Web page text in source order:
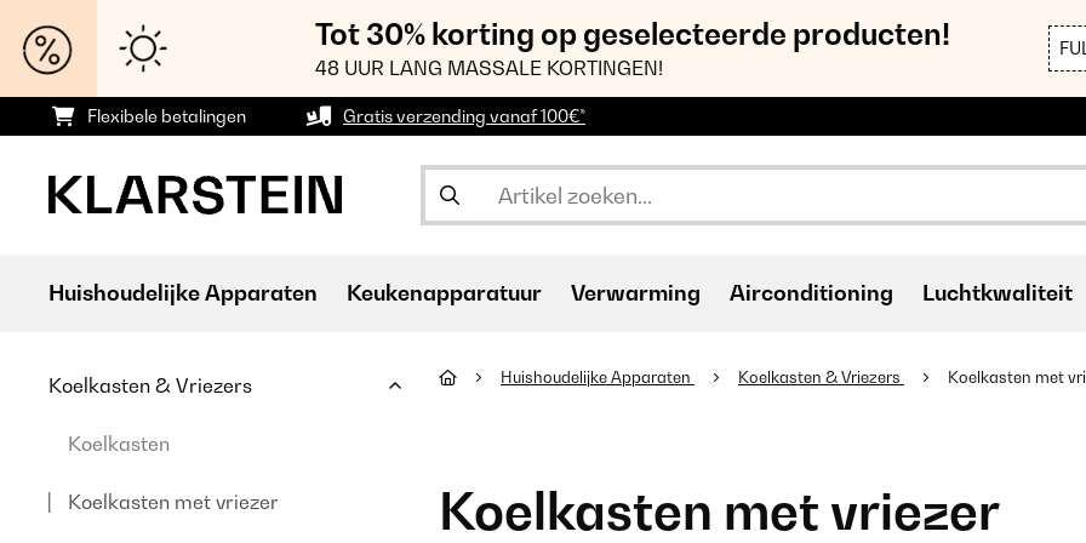
Tot 30% korting op geselecteerde producten!
48 UUR LANG MASSALE KORTINGEN!
Flexibele betalingen Gratis verzending vanaf 100€*
Huishoudelijke Apparaten Keukenapparatuur Verwarming Airconditioning Luchtkwaliteit
Koelkasten & Vriezers
Koelkasten
Koelkasten met vriezer
Huishoudelijke Apparaten Koelkasten & Vriezers Koelkasten met
Koelkasten met vriezer